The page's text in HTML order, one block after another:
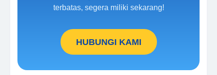
terbatas, segera miliki sekarang!
HUBUNGI KAMI